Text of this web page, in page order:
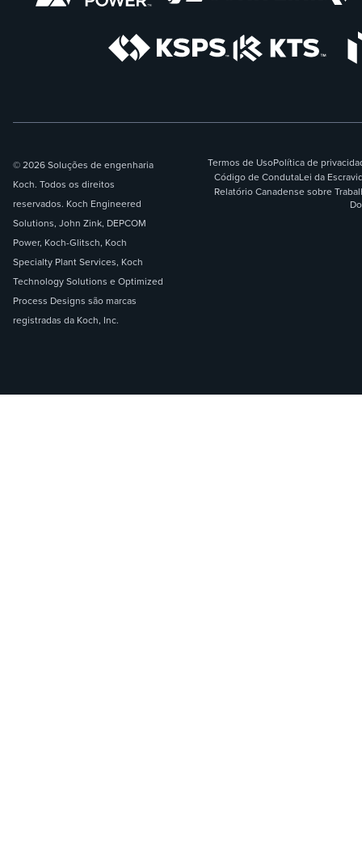
© 2026 Soluções de engenharia
Koch. Todos os direitos
reservados. Koch Engineered
Solutions, John Zink, DEPCOM
Power, Koch-Glitsch, Koch
Specialty Plant Services, Koch
Technology Solutions e Optimized
Process Designs são marcas
registradas da Koch, Inc.
Termos de UsoPolítica de
Código de CondutaLei da
Relatório Canadense sobre